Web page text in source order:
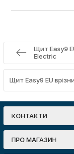
Щит Easy9
Electric
Щит Easy9 EU
КОНТАКТИ
ПРО МАГАЗИН